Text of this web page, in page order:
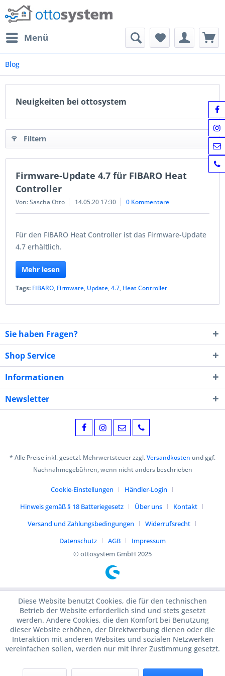
Menü
Blog
Neuigkeiten bei ottosystem
Filtern
Firmware-Update 4.7 für FIBARO Heat
Controller
Von: Sascha Otto 14.05.20 17:30 0 Kommentare
Für den FIBARO Heat Controller ist das Firmware-Update
4.7 erhältlich.
Mehr lesen
Tags: FIBARO, Firmware, Update,4.7, Heat Controller
Sie haben Fragen?
Shop Service
Informationen
Newsletter
* Alle Preise inkl. gesetzl. Mehrwertsteuer zzgl.Versandkosten und ggf.
Nachnahmegebühren, wenn nicht anders beschrieben
Cookie-Einstellungen
Händler-Login
Hinweis gemäß § 18 Batteriegesetz
Über uns
Kontakt
Versand und Zahlungsbedingungen
Widerrufsrecht
Datenschutz
AGB
Impressum
© ottosystem GmbH 2025
Diese Website benutzt Cookies, die für den technischen
Betrieb der Website erforderlich sind und stets gesetzt
werden. Andere Cookies, die den Komfort bei Benutzung
dieser Website erhöhen, der Direktwerbung dienen oder die
Interaktion mit anderen Websites und sozialen Netzwerken
vereinfachen sollen, werden nur mit Ihrer Zustimmung gesetzt.